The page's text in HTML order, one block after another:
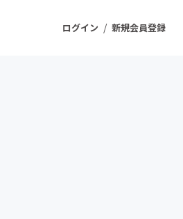
ログイン / 新規会員登録